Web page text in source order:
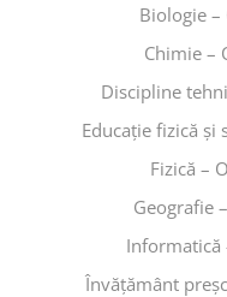
Biologie
Chimie –
Discipline
Educaţie fizică
Fizică –
Geografie
Informatică
Învăţământ